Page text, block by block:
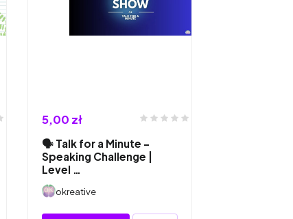
5,00 zł
🗣️ Talk for a Minute –
Speaking Challenge |
Level …
okreative